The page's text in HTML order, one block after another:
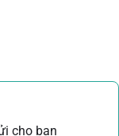
cho bạn